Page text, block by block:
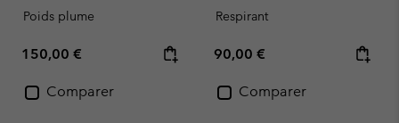
Poids plume
Regular price:
150,00 €
Comparer
Respirant
Regular price:
90,00 €
Comparer